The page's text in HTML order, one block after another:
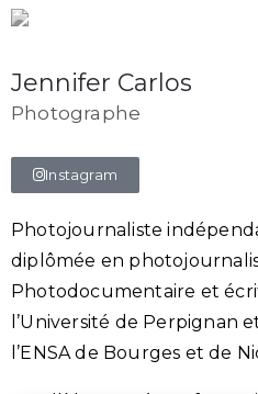
Jennifer Carlos
Photographe
Instagram
Photojournaliste
diplômée en
Photodocumentaire et
l’Université de Perpignan
l’ENSA de Bourges et de